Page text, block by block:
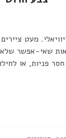
מעט
שאי-אפשר
פניות, או